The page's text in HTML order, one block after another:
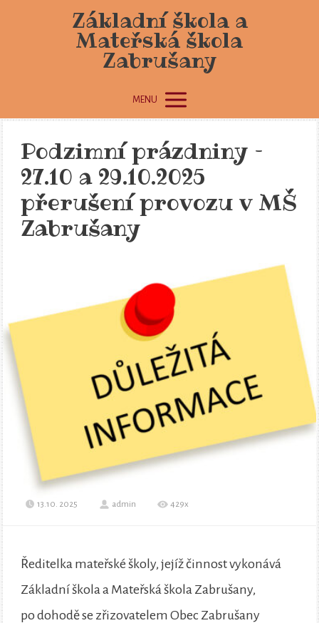
Základní škola a
Mateřská škola
Zabrušany
MENU
Podzimní prázdniny –
27.10 a 29.10.2025
přerušení provozu v MŠ
Zabrušany
13.10. 2025 admin 429x
Ředitelka mateřské školy, jejíž činnost vykonává
Základní škola a Mateřská škola Zabrušany,
po dohodě se zřizovatelem Obec Zabrušany